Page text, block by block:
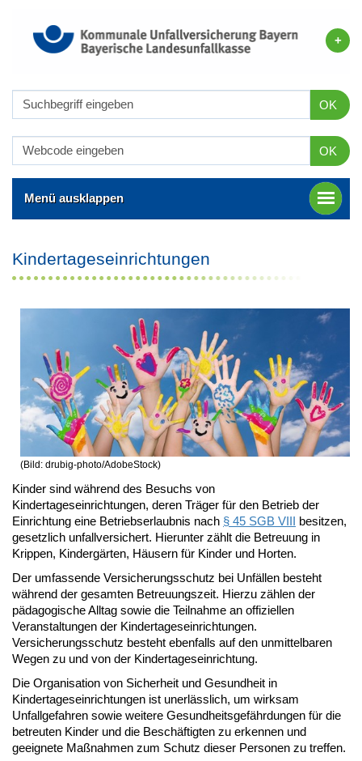
OK
OK
Menü ausklappen
Kindertageseinrichtungen
(Bild: drubig-photo/AdobeStock)
Kinder sind während des Besuchs von
Kindertageseinrichtungen, deren Träger für den Betrieb der
Einrichtung eine Betriebserlaubnis nach § 45 SGB VIII besitzen,
gesetzlich unfallversichert. Hierunter zählt die Betreuung in
Krippen, Kindergärten, Häusern für Kinder und Horten.
Der umfassende Versicherungsschutz bei Unfällen besteht
während der gesamten Betreuungszeit. Hierzu zählen der
pädagogische Alltag sowie die Teilnahme an offiziellen
Veranstaltungen der Kindertageseinrichtungen.
Versicherungsschutz besteht ebenfalls auf den unmittelbaren
Wegen zu und von der Kindertageseinrichtung.
Die Organisation von Sicherheit und Gesundheit in
Kindertageseinrichtungen ist unerlässlich, um wirksam
Unfallgefahren sowie weitere Gesundheitsgefährdungen für die
betreuten Kinder und die Beschäftigten zu erkennen und
geeignete Maßnahmen zum Schutz dieser Personen zu treffen.